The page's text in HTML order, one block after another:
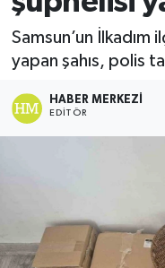
Samsun’un İlkadım
yapan şahıs, polis
HABER MERKEZI
EDITÖR
Ekonomi